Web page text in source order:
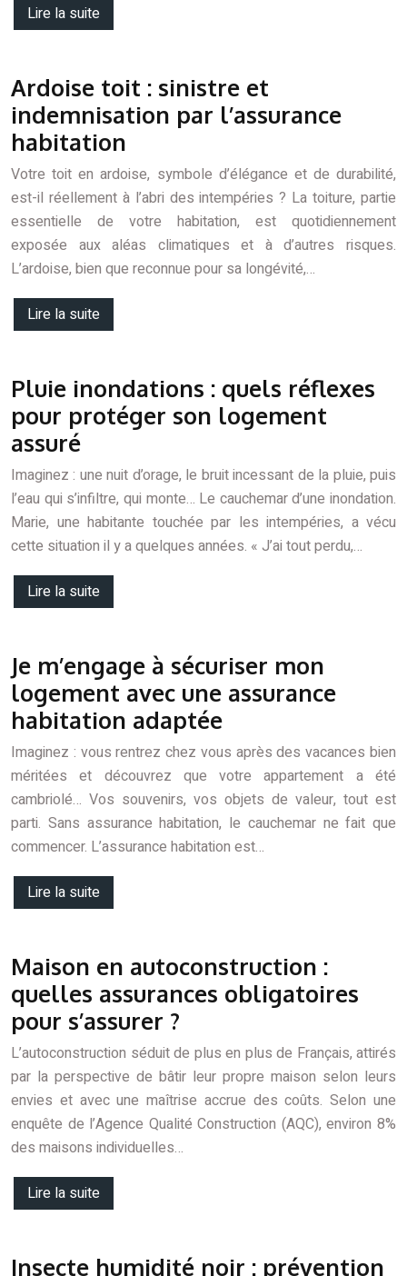
Lire la suite
Ardoise toit : sinistre et
indemnisation par l’assurance
habitation
Votre toit en ardoise, symbole d’élégance et de durabilité,
est-il réellement à l’abri des intempéries ? La toiture, partie
essentielle de votre habitation, est quotidiennement
exposée aux aléas climatiques et à d’autres risques.
L’ardoise, bien que reconnue pour sa longévité,…
Lire la suite
Pluie inondations : quels réflexes
pour protéger son logement
assuré
Imaginez : une nuit d’orage, le bruit incessant de la pluie, puis
l’eau qui s’infiltre, qui monte… Le cauchemar d’une inondation.
Marie, une habitante touchée par les intempéries, a vécu
cette situation il y a quelques années. « J’ai tout perdu,…
Lire la suite
Je m’engage à sécuriser mon
logement avec une assurance
habitation adaptée
Imaginez : vous rentrez chez vous après des vacances bien
méritées et découvrez que votre appartement a été
cambriolé… Vos souvenirs, vos objets de valeur, tout est
parti. Sans assurance habitation, le cauchemar ne fait que
commencer. L’assurance habitation est…
Lire la suite
Maison en autoconstruction :
quelles assurances obligatoires
pour s’assurer ?
L’autoconstruction séduit de plus en plus de Français, attirés
par la perspective de bâtir leur propre maison selon leurs
envies et avec une maîtrise accrue des coûts. Selon une
enquête de l’Agence Qualité Construction (AQC), environ 8%
des maisons individuelles…
Lire la suite
Insecte humidité noir : prévention